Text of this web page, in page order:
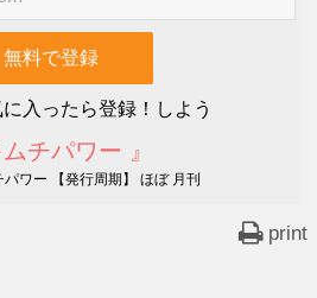
入ったら登録！しよう
ムチパワー 』
パワー 【発行周期】 ほぼ 月刊
print